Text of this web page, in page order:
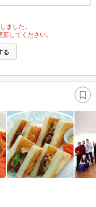
ました。
してください。
る